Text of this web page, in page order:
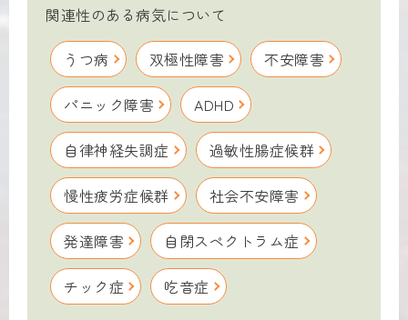
関連性のある病気について
うつ病 双極性障害 不安障害
パニック障害 ADHD
自律神経失調症 過敏性腸症候群
慢性疲労症候群 社会不安障害
発達障害 自閉スペクトラム症
チック症 吃音症